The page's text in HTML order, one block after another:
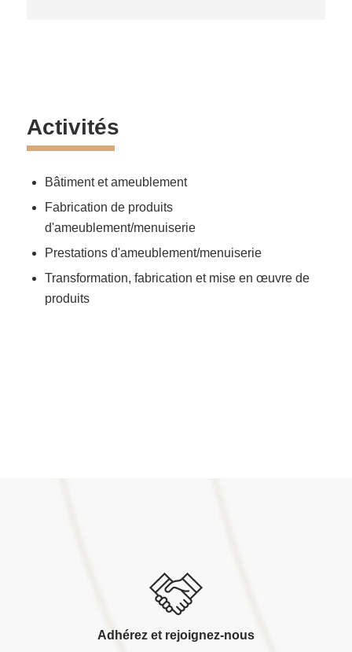
Activités
Bâtiment et ameublement
Fabrication de produits
d'ameublement/menuiserie
Prestations d'ameublement/menuiserie
Transformation, fabrication et mise en œuvre de
produits
Adhérez et rejoignez-nous